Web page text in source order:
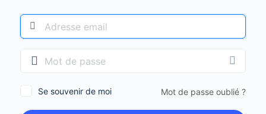
Se souvenir de moi Mot de passe oublié ?